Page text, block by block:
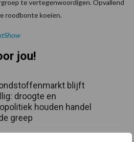
te vertegenwoordigen. Opvallend
roodbonte koeien.
jou!
blijft
droogte en
houden handel
greep